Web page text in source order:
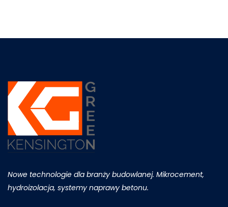
Nowe technologie dla branży budowlanej. Mikrocement,
hydroizolacja, systemy naprawy betonu.